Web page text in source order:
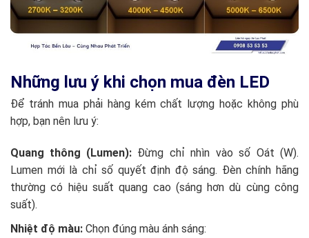
pha LED hoặcđèn âm nước.
Những lưu ý khi chọn mua đèn LED
Để tránh mua phải hàng kém chất lượng hoặc không phù
hợp, bạn nên lưu ý:
Quang thông (Lumen): Đừng chỉ nhìn vào số Oát (W).
Lumen mới là chỉ số quyết định độ sáng. Đèn chính hãng
thường có hiệu suất quang cao (sáng hơn dù cùng công
suất).
Nhiệt độ màu: Chọn đúng màu ánh sáng: